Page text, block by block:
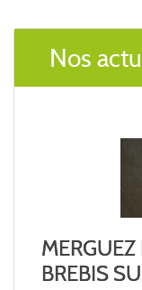
Nos
BREBIS